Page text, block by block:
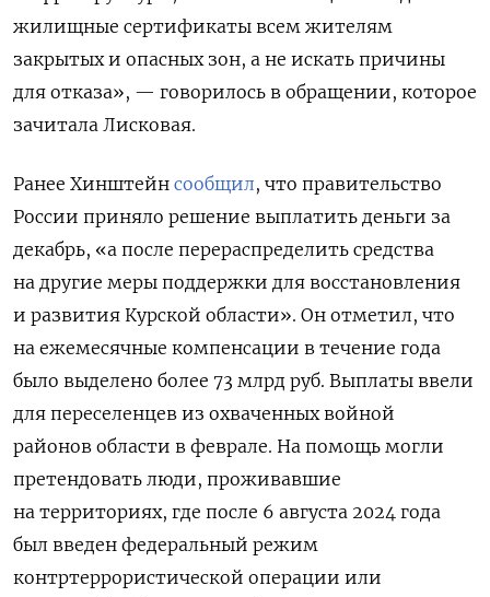
жилищные сертификаты всем жителям
закрытых и опасных зон, а не искать причины
для отказа», — говорилось в обращении, которое
зачитала Лисковая.
Ранее Хинштейн сообщил, что правительство
России приняло решение выплатить деньги за
декабрь, «а после перераспределить средства
на другие меры поддержки для восстановления
и развития Курской области». Он отметил, что
на ежемесячные компенсации в течение года
было выделено более 73 млрд руб. Выплаты ввели
для переселенцев из охваченных войной
районов области в феврале. На помощь могли
претендовать люди, проживавшие
на территориях, где после 6 августа 2024 года
был введен федеральный режим
контртеррористической операции или